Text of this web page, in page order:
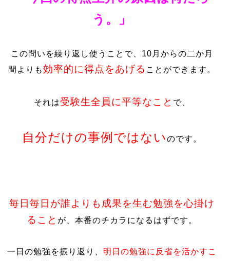
う。」
この問いを繰り返し使うことで、10月からの二か月
間よりも効率的に得点をあげる ことができます。
それは受験生全員に平等なこと で、
自分だけの事例ではないのです。
毎日毎日が誰よりも成果を生む勉強を心掛け
ること が、本番のチカラになるはずです。
一日の勉強を振り返り、 明日の勉強に反省を活かすこ